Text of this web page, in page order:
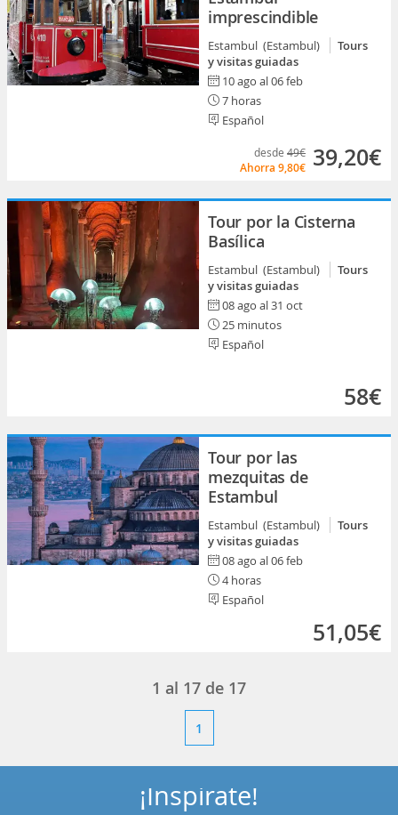
imprescindible
Estambul (Estambul)
Tours
y visitas guiadas
10 ago al 06 feb
7 horas
Español
desde 49€
Ahorra 9,80€ 39,20€
Tour por la Cisterna
Basílica
Estambul (Estambul)
Tours
y visitas guiadas
08 ago al 31 oct
25 minutos
Español
58€
Tour por las
mezquitas de
Estambul
Estambul (Estambul)
Tours
y visitas guiadas
08 ago al 06 feb
4 horas
Español
51,05€
1 al 17 de 17
1
¡Inspírate!